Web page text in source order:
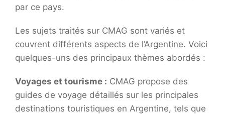
par ce pays.
Les sujets traités sur CMAG sont variés et
couvrent différents aspects de l’Argentine. Voici
quelques-uns des principaux thèmes abordés :
Voyages et tourisme : CMAG propose des
guides de voyage détaillés sur les principales
destinations touristiques en Argentine, tels que